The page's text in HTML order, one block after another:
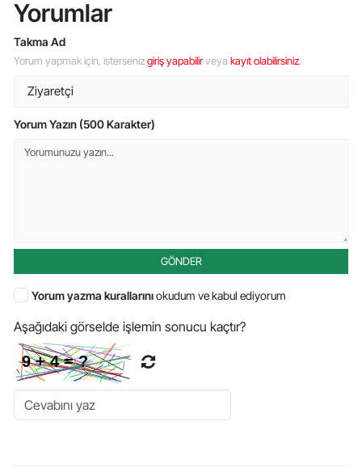
Yorumlar
Takma Ad
Yorum yapmak için, istersenizgiriş yapabilirveya kayıt olabilirsiniz.
Yorum Yazın (500 Karakter)
GÖNDER
Yorum yazma kurallarınıokudum ve kabul ediyorum
Aşağıdaki görselde işlemin sonucu kaçtır?